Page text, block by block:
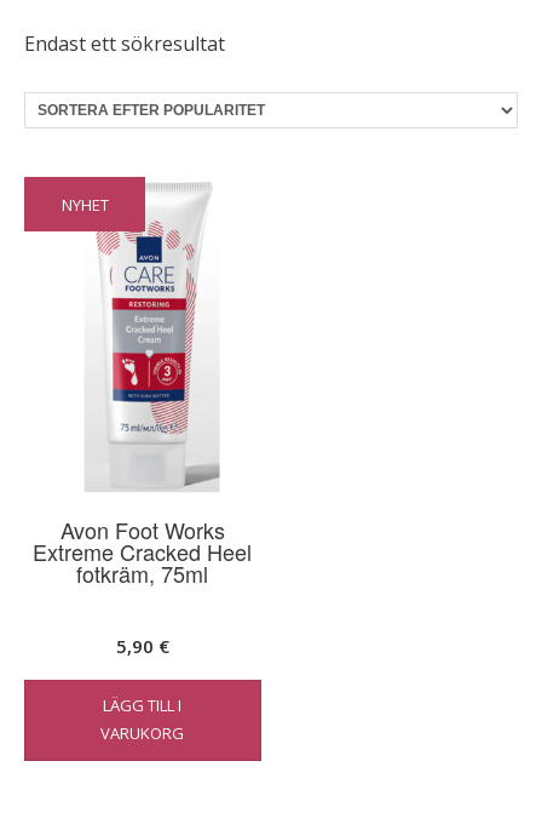
Endast ett sökresultat
NYHET
Avon Foot Works
Extreme Cracked Heel
fotkräm, 75ml
5,90 €
LÄGG TILL I
VARUKORG